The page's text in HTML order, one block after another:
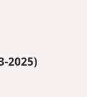
2025)